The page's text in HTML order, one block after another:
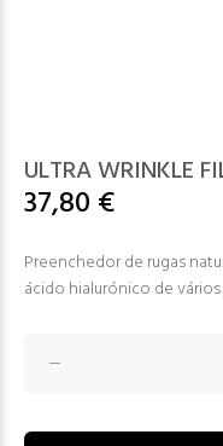
ULTRA WRINKLE
37,80 €
Preenchedor de rugas
ácido hialurónico de